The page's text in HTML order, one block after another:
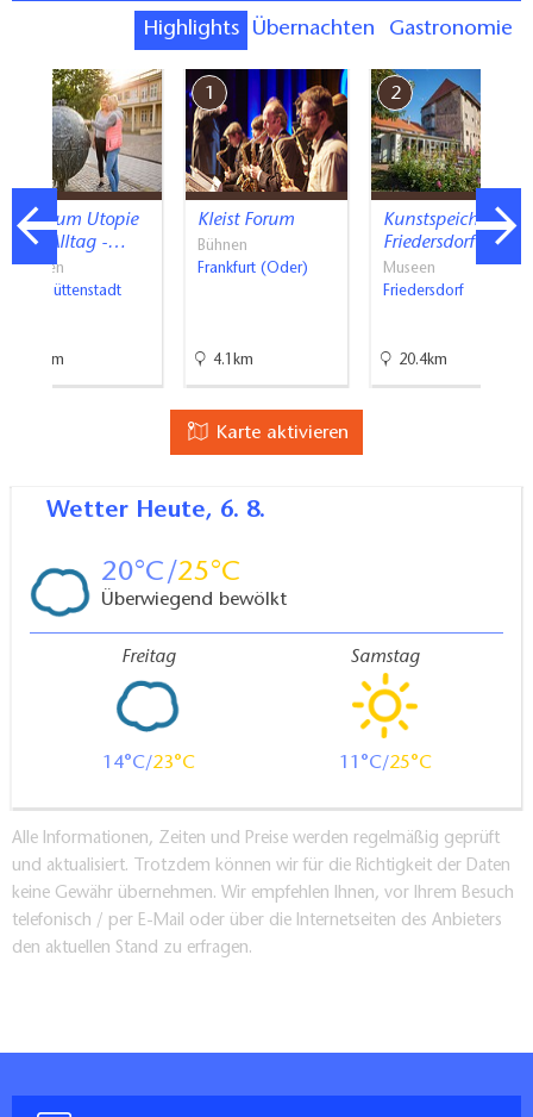
Highlights Übernachten Gastronomie
Museum Utopie
und Alltag -…
Museen
Eisenhüttenstadt
27km
1
Kleist Forum
Bühnen
Frankfurt (Oder)
4.1km
2
Kunstspeicher
Friedersdorf
Museen
Friedersdorf
20.4km
Karte aktivieren
Wetter Heute, 6. 8.
20 25
Überwiegend bewölkt
Freitag
14 23
Samstag
11 25
Alle Informationen, Zeiten und Preise werden regelmäßig geprüft
und aktualisiert. Trotzdem können wir für die Richtigkeit der Daten
keine Gewähr übernehmen. Wir empfehlen Ihnen, vor Ihrem Besuch
telefonisch / per E-Mail oder über die Internetseiten des Anbieters
den aktuellen Stand zu erfragen.